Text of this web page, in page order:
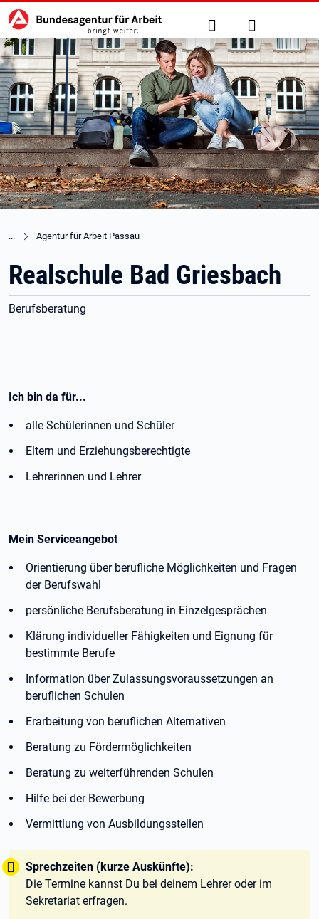
zu den Hauptinhalten springen
Hauptnavigation Suche Anmelden
Agentur für Arbeit Passau
Realschule Bad Griesbach
Berufsberatung
Ich bin da für...
alle Schülerinnen und Schüler
Eltern und Erziehungsberechtigte
Lehrerinnen und Lehrer
Mein Serviceangebot
Orientierung über berufliche Möglichkeiten und Fragen
der Berufswahl
persönliche Berufsberatung in Einzelgesprächen
Klärung individueller Fähigkeiten und Eignung für
bestimmte Berufe
Information über Zulassungsvoraussetzungen an
beruflichen Schulen
Erarbeitung von beruflichen Alternativen
Beratung zu Fördermöglichkeiten
Beratung zu weiterführenden Schulen
Hilfe bei der Bewerbung
Vermittlung von Ausbildungsstellen
Tipp:
Sprechzeiten (kurze Auskünfte):
Die Termine kannst Du bei deinem Lehrer oder im
Sekretariat erfragen.